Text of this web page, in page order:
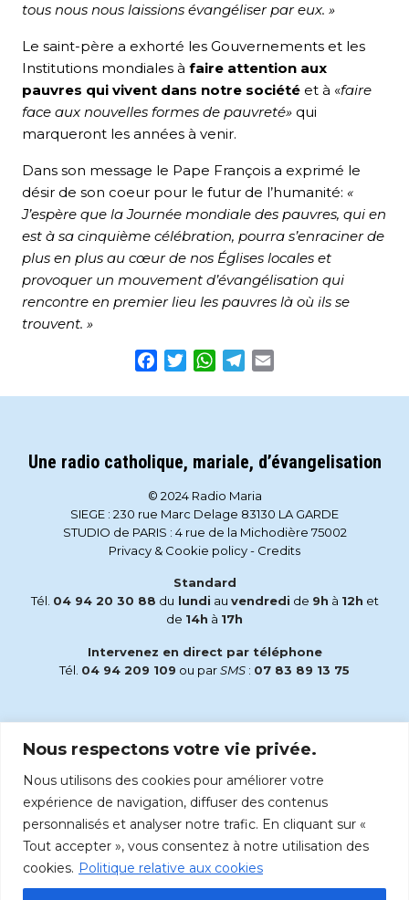
Nous respectons votre vie privée.
Nous utilisons des cookies pour améliorer votre
expérience de navigation, diffuser des contenus
personnalisés et analyser notre trafic. En cliquant sur «
Tout accepter », vous consentez à notre utilisation des
cookies. Politique relative aux cookies
tous nous nous laissions évangéliser par eux. »
Le saint-père a exhorté les Gouvernements et les
Institutions mondiales à faire attention aux
pauvres qui vivent dans notre société et à «faire
face aux nouvelles formes de pauvreté» qui
marqueront les années à venir.
Dans son message le Pape François a exprimé le
désir de son coeur pour le futur de l’humanité: «
J’espère que la Journée mondiale des pauvres, qui en
est à sa cinquième célébration, pourra s’enraciner de
plus en plus au cœur de nos Églises locales et
provoquer un mouvement d’évangélisation qui
rencontre en premier lieu les pauvres là où ils se
trouvent. »
Facebook
TwitterWhatsApp
Telegram
Une radio catholique, mariale, d’évangelisation
© 2024 Radio Maria
SIEGE : 230 rue Marc Delage 83130 LA GARDE
STUDIO de PARIS : 4 rue de la Michodière 75002
Privacy & Cookie policy- Credits
Standard
Tél. 04 94 20 30 88 du lundi au vendredi de 9h à 12h et
de 14h à 17h
Intervenez en direct par téléphone
Tél. 04 94 209 109 ou parSMS : 07 83 89 13 75
accueil@radiomaria.fr
Écoutez Radio Maria sur :